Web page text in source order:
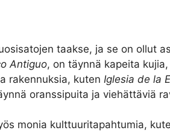
taakse, ja se on ollut
Antiguo, on täynnä kapeita
rakennuksia, kuten Iglesia de la
oranssipuita ja viehättäviä
monia kulttuuritapahtumia,